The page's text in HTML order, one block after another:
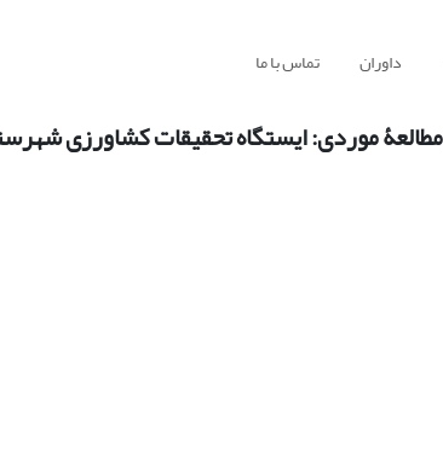
داوران تماس با ما
(مطالعۀ موردی: ایستگاه تحقیقات کشاورزی